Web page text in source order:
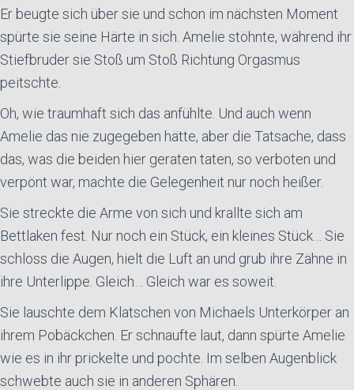
Er beugte sich über sie und schon im nächsten Moment
spürte sie seine Härte in sich. Amelie stöhnte, während ihr
Stiefbruder sie Stoß um Stoß Richtung Orgasmus
peitschte.
Oh, wie traumhaft sich das anfühlte. Und auch wenn
Amelie das nie zugegeben hätte, aber die Tatsache, dass
das, was die beiden hier geraten taten, so verboten und
verpönt war, machte die Gelegenheit nur noch heißer.
Sie streckte die Arme von sich und krallte sich am
Bettlaken fest. Nur noch ein Stück, ein kleines Stück… Sie
schloss die Augen, hielt die Luft an und grub ihre Zähne in
ihre Unterlippe. Gleich… Gleich war es soweit.
Sie lauschte dem Klatschen von Michaels Unterkörper an
ihrem Pobäckchen. Er schnaufte laut, dann spürte Amelie
wie es in ihr prickelte und pochte. Im selben Augenblick
schwebte auch sie in anderen Sphären.